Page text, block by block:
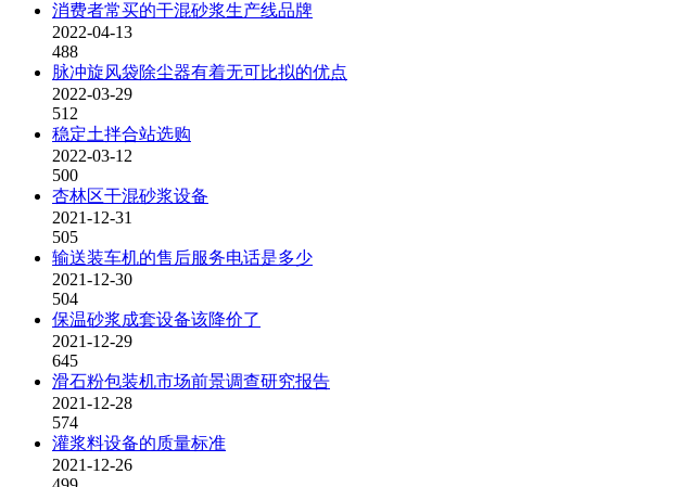
消费者常买的干混砂浆生产线品牌
2022-04-13
488
脉冲旋风袋除尘器有着无可比拟的优点
2022-03-29
512
稳定土拌合站选购
2022-03-12
500
杏林区干混砂浆设备
2021-12-31
505
输送装车机的售后服务电话是多少
2021-12-30
504
保温砂浆成套设备该降价了
2021-12-29
645
滑石粉包装机市场前景调查研究报告
2021-12-28
574
灌浆料设备的质量标准
2021-12-26